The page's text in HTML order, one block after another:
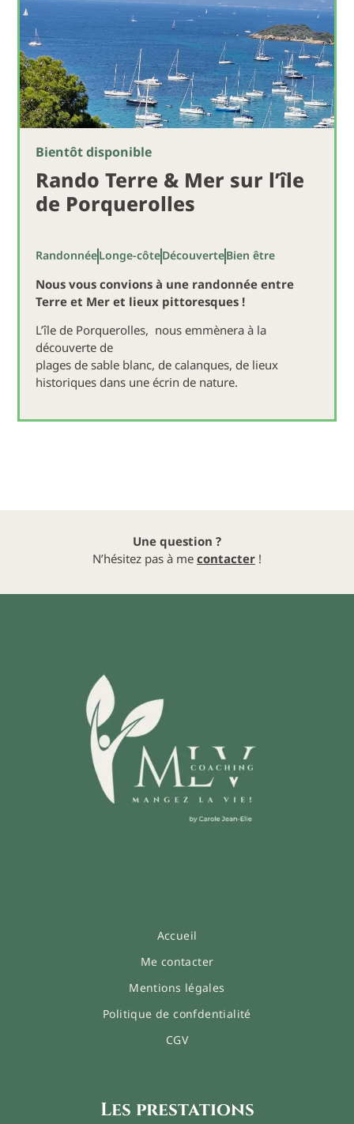
Bientôt disponible
Rando Terre & Mer sur l’île
de Porquerolles
RandonnéeLonge-côteDécouverteBien être
Nous vous convions à une randonnée entre
Terre et Mer et lieux pittoresques !
L’île de Porquerolles, nous emmènera à la
découverte de
plages de sable blanc, de calanques, de lieux
historiques dans une écrin de nature.
Une question ?
N’hésitez pas à mecontacter!
Accueil
Me contacter
Mentions légales
Politique de confdentialité
CGV
Les prestations